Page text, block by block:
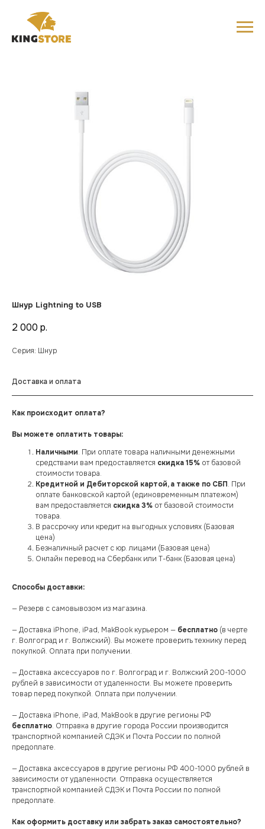
Шнур Lightning to USB
2 000 р.
Серия: Шнур
Доставка и оплата
Как происходит оплата?
Вы можете оплатить товары:
Наличными. При оплате товара наличными денежными
средствами вам предоставляется скидка 15% от базовой
стоимости товара.
Кредитной и Дебиторской картой, а также по СБП. При
оплате банковской картой (единовременным платежом)
вам предоставляется скидка 3% от базовой стоимости
товара.
В рассрочку или кредит на выгодных условиях (Базовая
цена)
Безналичный расчет с юр. лицами (Базовая цена)
Онлайн перевод на Сбербанк или Т-банк (Базовая цена)
Способы доставки:
— Резерв с самовывозом из магазина.
— Доставка iPhone, iPad, MakBook курьером — бесплатно (в черте
г. Волгоград и г. Волжский). Вы можете проверить технику перед
покупкой. Оплата при получении.
— Доставка аксессуаров по г. Волгоград и г. Волжский 200-1000
рублей в зависимости от удаленности. Вы можете проверить
товар перед покупкой. Оплата при получении.
— Доставка iPhone, iPad, MakBook в другие регионы РФ
бесплатно. Отправка в другие города России производится
транспортной компанией СДЭК и Почта России по полной
предоплате.
— Доставка аксессуаров в другие регионы РФ 400-1000 рублей в
зависимости от удаленности. Отправка осуществляется
транспортной компанией СДЭК и Почта России по полной
предоплате.
Как оформить доставку или забрать заказ самостоятельно?